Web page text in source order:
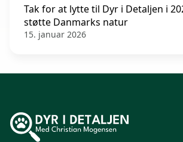
Tak for at lytte til Dyr i Detaljen i
støtte Danmarks natur
15. januar 2026